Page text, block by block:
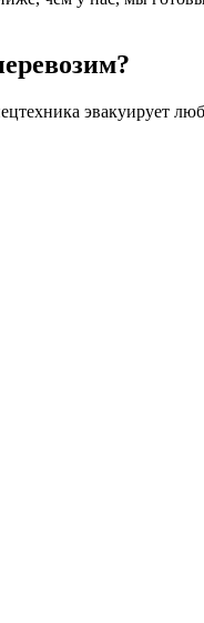
эвакуирует